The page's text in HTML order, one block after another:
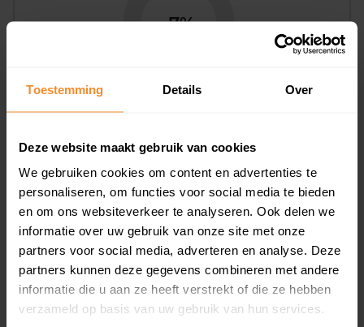
Toestemming Details Over
Deze website maakt gebruik van cookies
We gebruiken cookies om content en advertenties te
personaliseren, om functies voor social media te bieden
en om ons websiteverkeer te analyseren. Ook delen we
informatie over uw gebruik van onze site met onze
partners voor social media, adverteren en analyse. Deze
partners kunnen deze gegevens combineren met andere
informatie die u aan ze heeft verstrekt of die ze hebben
verzameld op basis van uw gebruik van hun services.
7%
Bouwjaar
T/m 1945
19%
1946 - 1980
54%